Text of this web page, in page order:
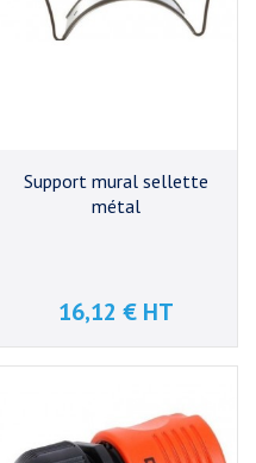
Support mural sellette
métal
Prix
16,12 € HT